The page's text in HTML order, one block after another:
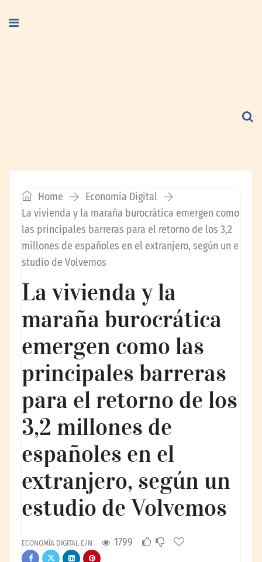
Home
Economía Digital
La vivienda y la maraña burocrática emergen como
las principales barreras para el retorno de los 3,2
millones de españoles en el extranjero, según un e
studio de Volvemos
La vivienda y la
maraña burocrática
emergen como las
principales barreras
para el retorno de los
3,2 millones de
españoles en el
extranjero, según un
estudio de Volvemos
ECONOMÍA DIGITAL E/N 1799